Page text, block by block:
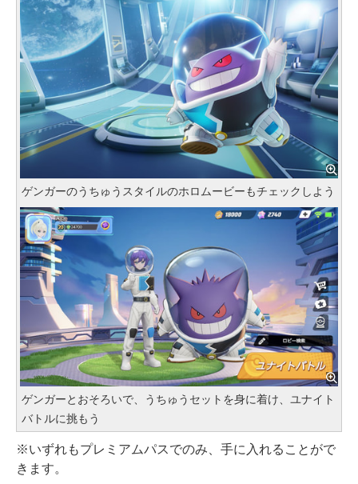
ゲンガーのうちゅうスタイルのホロムービーもチェックしよう
ゲンガーとおそろいで、うちゅうセットを身に着け、ユナイト
バトルに挑もう
※いずれもプレミアムパスでのみ、手に入れることがで
きます。